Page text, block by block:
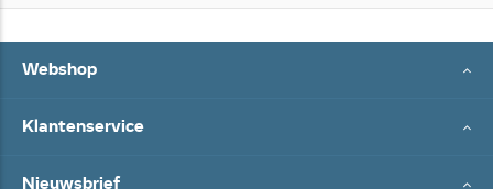
Webshop
Klantenservice
Nieuwsbrief